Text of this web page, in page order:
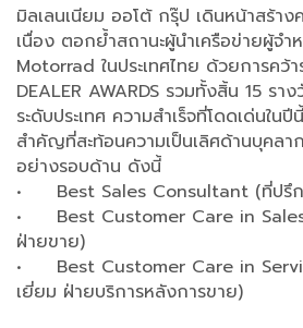
มิลเลนเนียม ออโต้ กรุ๊ป เดินหน้าสร้าง
เนื่อง ตอกย้ำสถานะผู้นำเครือข่ายผู้จำ
Motorrad ในประเทศไทย ด้วยการคว้
DEALER AWARDS รวมทั้งสิ้น 15 รา
ระดับประเทศ ความสำเร็จที่โดดเด่นใน
สำคัญที่สะท้อนความเป็นเลิศด้านบุคลา
อย่างรอบด้าน ดังนี้
• Best Sales Consultant (ที่ปรึก
• Best Customer Care in
ฝ่ายขาย)
• Best Customer Care in
เยี่ยม ฝ่ายบริการหลังการขาย)